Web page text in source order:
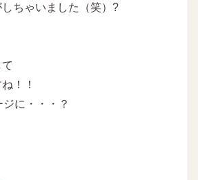
ちゃいました（笑）?
！！
に・・・？